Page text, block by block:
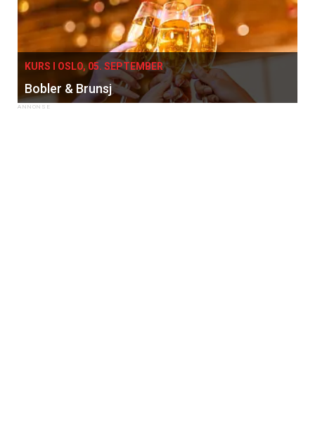
KURS I OSLO, 05. SEPTEMBER
Bobler & Brunsj